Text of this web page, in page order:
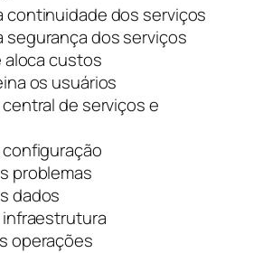
continuidade dos serviços
segurança dos serviços
aloca custos
os usuários
de serviços e
problemas
dados
infraestrutura
operações